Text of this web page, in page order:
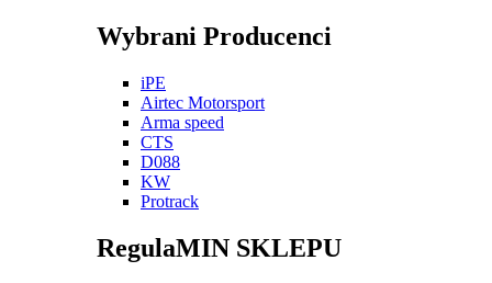
Wybrani Producenci
iPE
Airtec Motorsport
Arma speed
CTS
D088
KW
Protrack
RegulaMIN SKLEPU